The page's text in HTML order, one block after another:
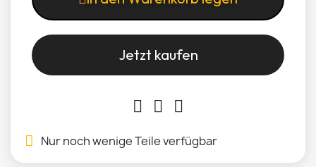
Jetzt kaufen
Nur noch wenige Teile verfügbar